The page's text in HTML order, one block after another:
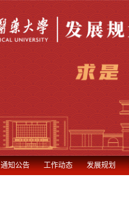
通知公告 工作动态 发展规划